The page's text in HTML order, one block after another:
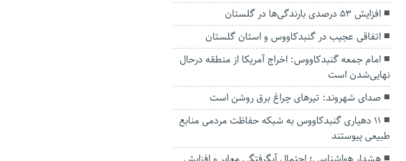
افزایش ۵۳ درصدی بارندگی‌ها در گلستان
اتفاقی عجیب در‌ گنبدکاووس و استان گلستان
امام جمعه گنبدکاووس: اخراج آمریکا از منطقه درحال
نهایی‌شدن است
صدای شهروند: تیرهای چراغ برق روشن است
۱۱ دهیاری گنبدکاووس به شبکه حفاظت مردمی منابع
طبیعی پیوستند